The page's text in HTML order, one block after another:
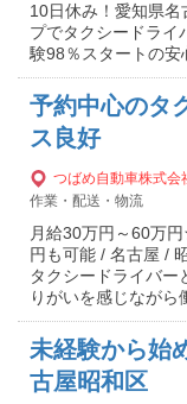
10日休み！愛知県
プでタクシードラ
験98％スタートの
予約中心のタ
ス良好
つばめ自動車株式会
作業・配送・物流
月給30万円～60万
円も可能 / 名古屋 /
タクシードライバー
りがいを感じながら
未経験から始
古屋昭和区